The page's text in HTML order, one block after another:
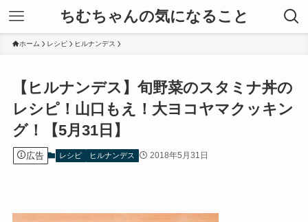
ちむちゃんの気になること
ホーム レシピ ヒルナンデス
【ヒルナンデス】旬野菜のスタミナ丼の
レシピ！山口もえ！大ヨコヤマクッキン
グ！【5月31日】
広告 レシピ ヒルナンデス 2018年5月31日